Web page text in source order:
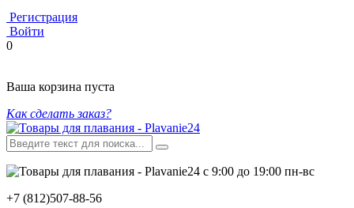
Регистрация
Войти
0
Ваша корзина пуста
Как сделать заказ?
с 9:00 до 19:00 пн-вс
+7 (812)507-88-56